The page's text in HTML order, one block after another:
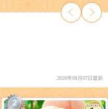
2026年08月07日最新
2